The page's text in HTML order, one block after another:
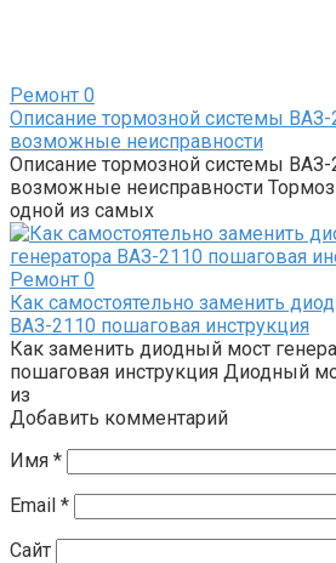
Ремонт 0
Описание тормозной системы
возможные неисправности
Описание тормозной системы
возможные неисправности
одной из самых
Ремонт 0
Как самостоятельно заменить
ВАЗ-2110 пошаговая инструкция
Как заменить диодный мост
пошаговая инструкция Диодный
из
Добавить комментарий
Имя *
Email *
Сайт